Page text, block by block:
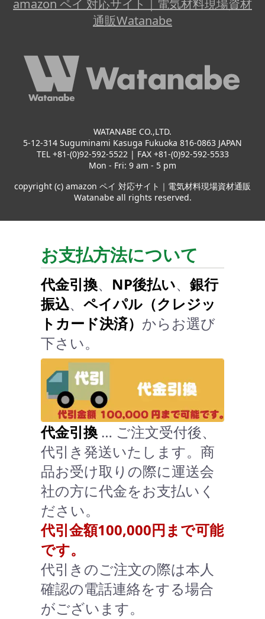
amazon ペイ 対応サイト｜電気材料現場資材
通販Watanabe
WATANABE CO.,LTD.
5-12-314 Suguminami Kasuga Fukuoka 816-0863 JAPAN
TEL +81-(0)92-592-5522 | FAX +81-(0)92-592-5533
Mon - Fri: 9 am - 5 pm
copyright (c) amazon ペイ 対応サイト｜電気材料現場資材通販
Watanabe all rights reserved.
お支払方法について
代金引換、 NP後払い、 銀行
振込、 ペイパル（クレジッ
トカード決済） からお選び
下さい。
代金引換 … ご注文受付後、
代引き発送いたします。商
品お受け取りの際に運送会
社の方に代金をお支払いく
ださい。
代引金額100,000円まで可能
です。
代引きのご注文の際は本人
確認の電話連絡をする場合
がございます。